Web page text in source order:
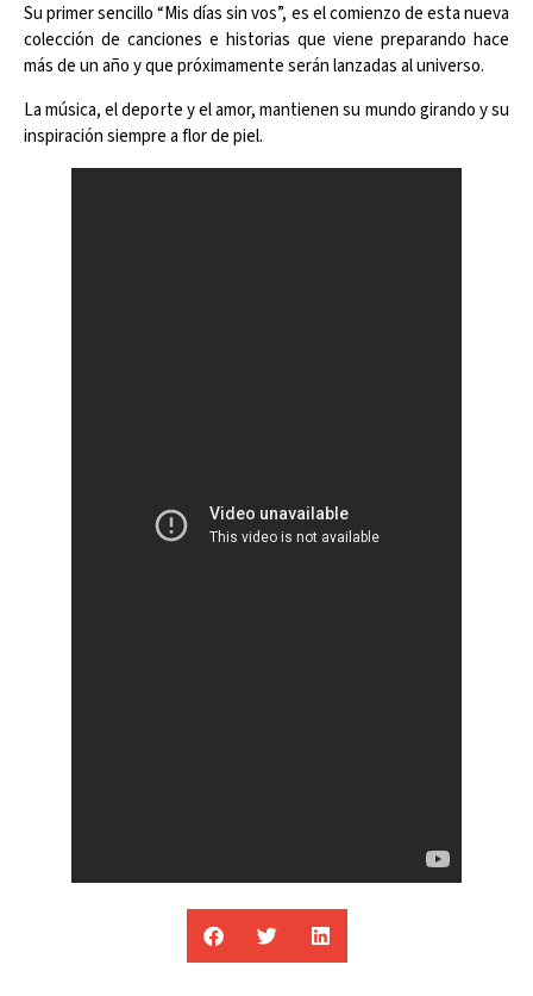
Su primer sencillo “Mis días sin vos”, es el comienzo de esta nueva
colección de canciones e historias que viene preparando hace
más de un año y que próximamente serán lanzadas al universo.
La música, el deporte y el amor, mantienen su mundo girando y su
inspiración siempre a flor de piel.